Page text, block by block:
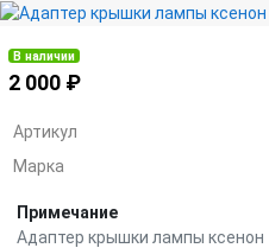
В наличии
2 000 ₽
Артикул
Марка
Примечание
Адаптер крышки лампы ксенон